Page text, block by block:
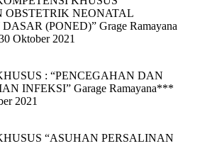
OBSTETRIK NEONATAL
(PONED)” Grage Ramayana
Oktober 2021
: “PENCEGAHAN DAN
INFEKSI” Garage Ramayana***
2021
“ASUHAN PERSALINAN